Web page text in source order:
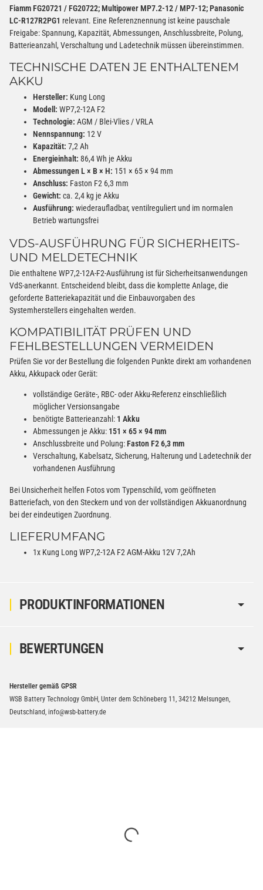
PRODUKTINFORMATIONEN
Fiamm FG20721 / FG20722; Multipower MP7.2-12 / MP7-12; Panasonic
LC-R127R2PG1 relevant. Eine Referenznennung ist keine pauschale
Freigabe: Spannung, Kapazität, Abmessungen, Anschlussbreite, Polung,
Batterieanzahl, Verschaltung und Ladetechnik müssen übereinstimmen.
TECHNISCHE DATEN JE ENTHALTENEM
AKKU
Hersteller: Kung Long
Modell: WP7,2-12A F2
Technologie: AGM / Blei-Vlies / VRLA
Nennspannung: 12 V
Kapazität: 7,2 Ah
Energieinhalt: 86,4 Wh je Akku
Abmessungen L × B × H: 151 × 65 × 94 mm
Anschluss: Faston F2 6,3 mm
Gewicht: ca. 2,4 kg je Akku
Ausführung: wiederaufladbar, ventilreguliert und im normalen
Betrieb wartungsfrei
VDS-AUSFÜHRUNG FÜR SICHERHEITS-
UND MELDETECHNIK
Die enthaltene WP7,2-12A-F2-Ausführung ist für Sicherheitsanwendungen
VdS-anerkannt. Entscheidend bleibt, dass die komplette Anlage, die
geforderte Batteriekapazität und die Einbauvorgaben des
Systemherstellers eingehalten werden.
KOMPATIBILITÄT PRÜFEN UND
FEHLBESTELLUNGEN VERMEIDEN
Prüfen Sie vor der Bestellung die folgenden Punkte direkt am vorhandenen
Akku, Akkupack oder Gerät:
vollständige Geräte-, RBC- oder Akku-Referenz einschließlich
möglicher Versionsangabe
benötigte Batterieanzahl: 1 Akku
Abmessungen je Akku: 151 × 65 × 94 mm
Anschlussbreite und Polung:Faston F2 6,3 mm
Verschaltung, Kabelsatz, Sicherung, Halterung und Ladetechnik der
vorhandenen Ausführung
Bei Unsicherheit helfen Fotos vom Typenschild, vom geöffneten
Batteriefach, von den Steckern und von der vollständigen Akkuanordnung
bei der eindeutigen Zuordnung.
LIEFERUMFANG
1x Kung Long WP7,2-12A F2 AGM-Akku 12V 7,2Ah
BEWERTUNGEN
Hersteller gemäß GPSR
WSB Battery Technology GmbH, Unter dem Schöneberg 11, 34212 Melsungen,
Deutschland, info@wsb-battery.de